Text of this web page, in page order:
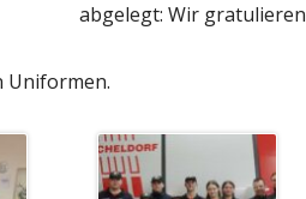
abgelegt: Wir gratulieren
Uniformen.